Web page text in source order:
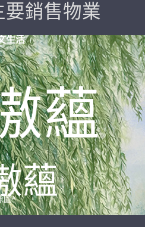
要銷售物業
生活
蘊
圖ᴬ 蘊